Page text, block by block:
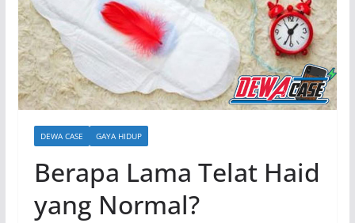
DEWA CASE GAYA HIDUP
Berapa Lama Telat Haid
yang Normal?